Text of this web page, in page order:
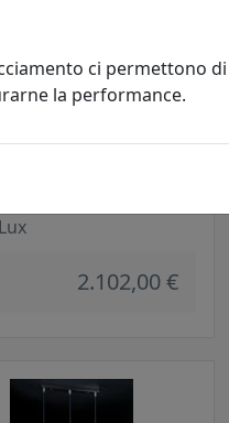
2.102,00 €
ci permettono
la performance.